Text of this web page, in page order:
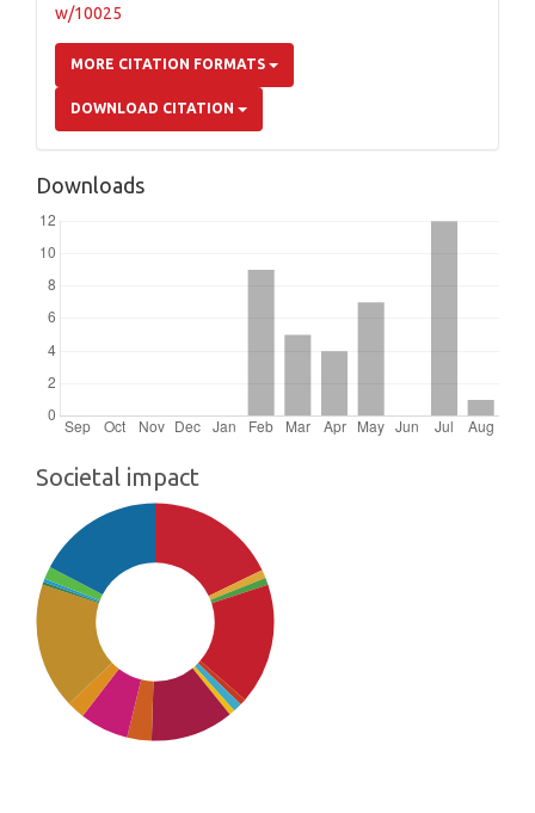
w/10025
MORE CITATION FORMATS
DOWNLOAD CITATION
Downloads
Societal impact